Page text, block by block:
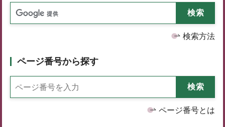
検索方法
ページ番号から探す
ページ番号とは